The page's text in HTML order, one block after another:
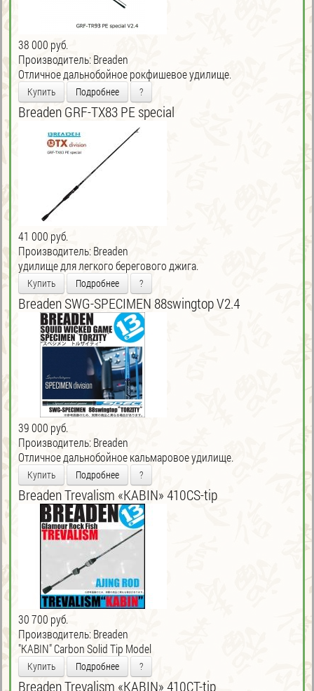
38 000 руб.
Производитель:Breaden
Отличное дальнобойное рокфишевое удилище.
Купить Подробнее ?
Breaden GRF-TX83 PE special
41 000 руб.
Производитель:Breaden
удилище для легкого берегового джига.
Купить Подробнее ?
Breaden SWG-SPECIMEN 88swingtop V2.4
39 000 руб.
Производитель:Breaden
Отличное дальнобойное кальмаровое удилище.
Купить Подробнее ?
Breaden Trevalism «KABIN» 410CS-tip
30 700 руб.
Производитель:Breaden
"KABIN" Carbon Solid Tip Model
Купить Подробнее ?
Breaden Trevalism «KABIN» 410CT-tip